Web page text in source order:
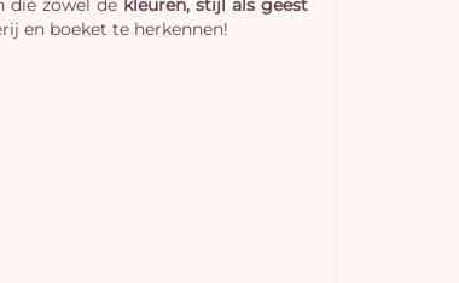
die zowel de kleuren, stijl als geest
en boeket te herkennen!